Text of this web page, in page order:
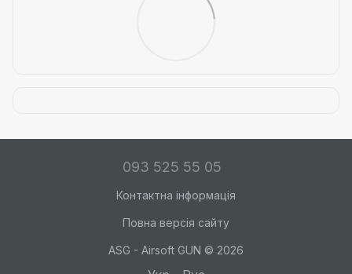
093 525 55 05
Контактна інформація
Повна версія сайту
ASG - Airsoft GUN © 2026